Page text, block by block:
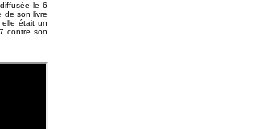
le 6
de son livre
elle était un
contre son